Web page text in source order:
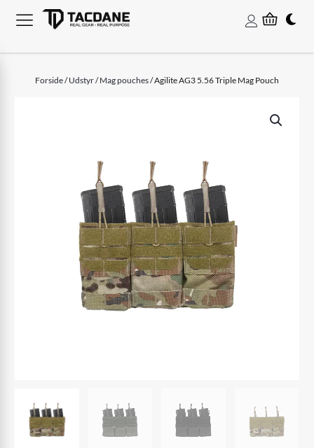
Forside/Udstyr/Mag pouches/ Agilite AG3 5.56 Triple Mag Pouch